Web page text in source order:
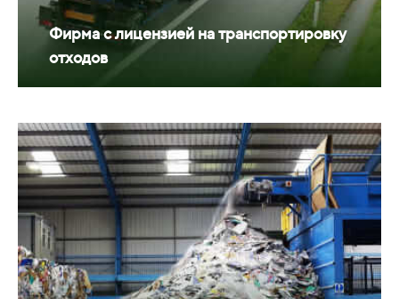
Фирма с лицензией на транспортировку
отходов